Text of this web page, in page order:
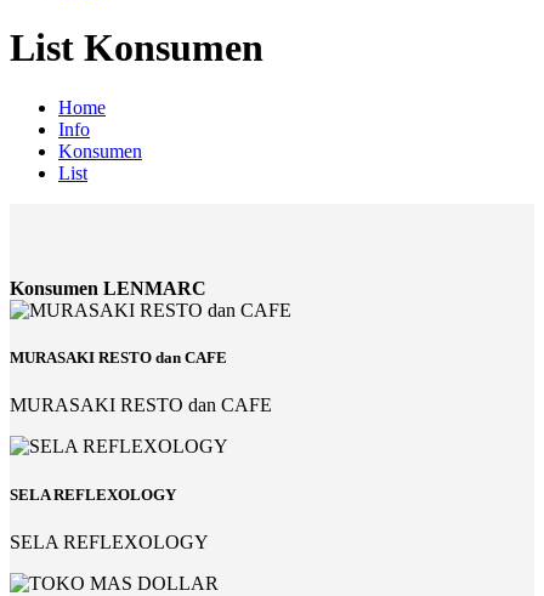
List Konsumen
Home
Info
Konsumen
List
Konsumen LENMARC
MURASAKI RESTO dan CAFE
MURASAKI RESTO dan CAFE
SELA REFLEXOLOGY
SELA REFLEXOLOGY